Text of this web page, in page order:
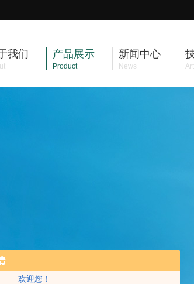
欢迎您！
我们 产品展示
Product
新闻中心
News